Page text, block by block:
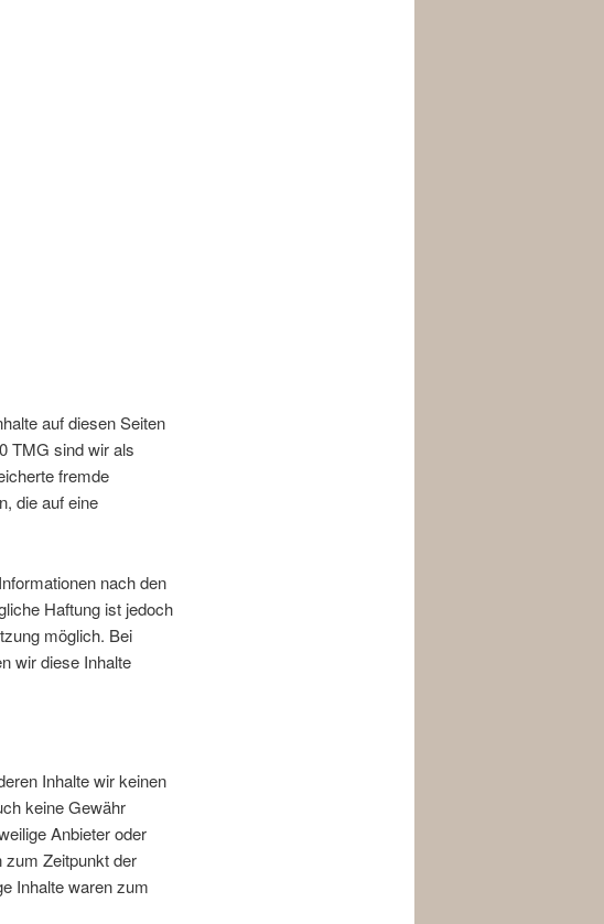
auf diesen Seiten
TMG sind wir als
fremde
die auf eine
nach den
Haftung ist jedoch
möglich. Bei
wir diese Inhalte
Inhalte wir keinen
keine Gewähr
Anbieter oder
zum Zeitpunkt der
Inhalte waren zum